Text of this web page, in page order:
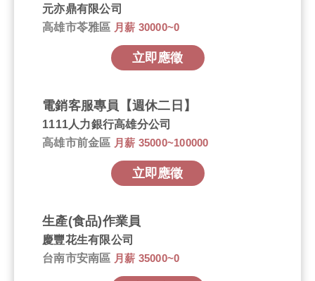
元亦鼎有限公司
高雄市苓雅區 月薪 30000~0
立即應徵
電銷客服專員【週休二日】
1111人力銀行高雄分公司
高雄市前金區 月薪 35000~100000
立即應徵
生產(食品)作業員
慶豐花生有限公司
台南市安南區 月薪 35000~0